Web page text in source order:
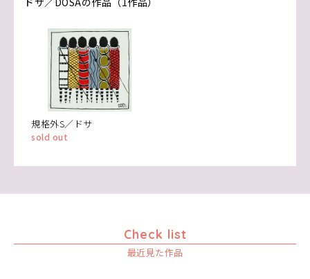
規格外S／ドサ
sold out
Check list
最近見た作品